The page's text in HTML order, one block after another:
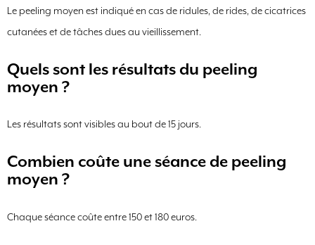
Le peeling moyen est indiqué en cas de ridules, de rides, de cicatrices
cutanées et de tâches dues au vieillissement.
Quels sont les résultats du peeling
moyen ?
Les résultats sont visibles au bout de 15 jours.
Combien coûte une séance de peeling
moyen ?
Chaque séance coûte entre 150 et 180 euros.